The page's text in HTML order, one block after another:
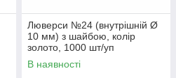
Люверси №24 (внутрішній Ø
10 мм) з шайбою, колір
золото, 1000 шт/уп
В наявності